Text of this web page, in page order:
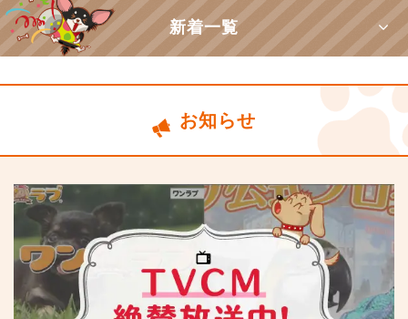
新着一覧
お知らせ